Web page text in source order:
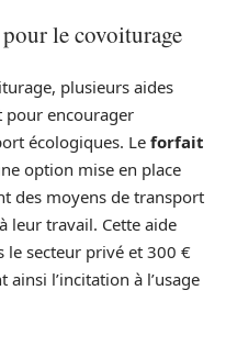
le covoiturage
plusieurs aides
pour encourager
écologiques. Le forfait
option mise en place
des moyens de transport
leur travail. Cette aide
le secteur privé et 300 €
l’incitation à l’usage